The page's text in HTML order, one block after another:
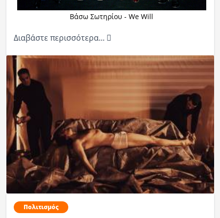
Βάσω Σωτηρίου - We Will
Διαβάστε περισσότερα...
Πολιτισμός